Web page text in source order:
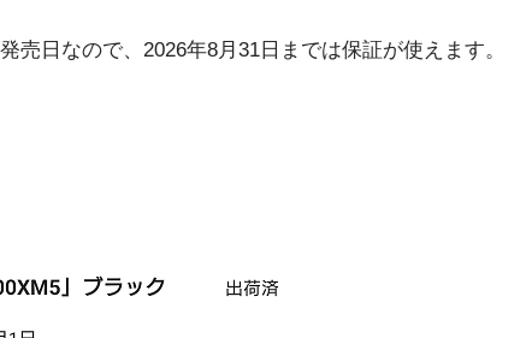
売日なので、2026年8月31日までは保証が使えます。